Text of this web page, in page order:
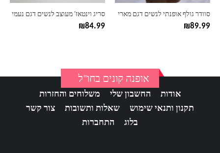
סוודר גולף אופנתי לנשים דגם מארי
₪89.99
המוצר
סריג וינטאז' מעוצב לנשים דגם נעמי
₪84.99
המוצר
אופנה קונים בחו"ל
אודות החשבון שלי
משלוחים והחזרות
תקנון ותנאי שימוש
שאלות ותשובות
צור קשר
בלוג
התחברות